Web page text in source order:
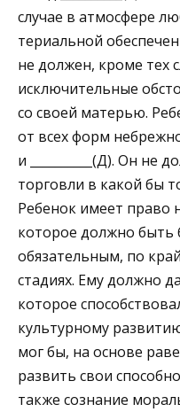
случае в атмосфере
териальной
не должен, кроме тех
исключительные
со своей матерью.
от всех форм
и __________(Д). Он не
торговли в какой бы
Ребенок имеет право
которое должно быть
обязательным, по
стадиях. Ему должно
которое
культурному
мог бы, на основе
развить свои
также сознание